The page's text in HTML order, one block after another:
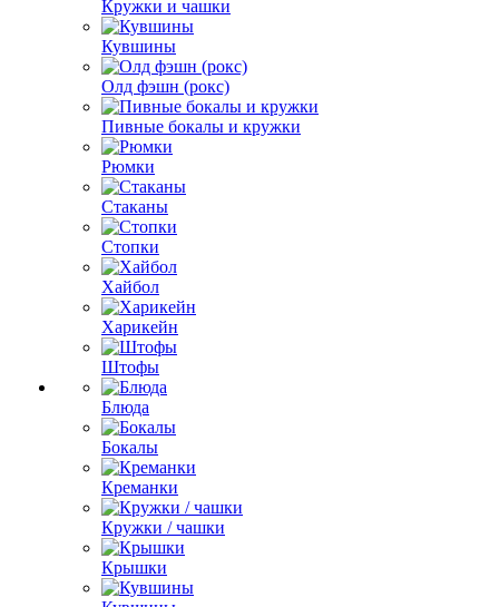
Кружки и чашки
Кувшины
Олд фэшн (рокс)
Пивные бокалы и кружки
Рюмки
Стаканы
Стопки
Хайбол
Харикейн
Штофы
Блюда
Бокалы
Креманки
Кружки / чашки
Крышки